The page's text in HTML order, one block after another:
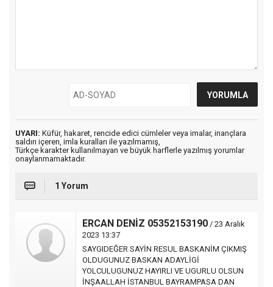
UYARI: Küfür, hakaret, rencide edici cümleler veya imalar, inançlara
saldırı içeren, imla kuralları ile yazılmamış,
Türkçe karakter kullanılmayan ve büyük harflerle yazılmış yorumlar
onaylanmamaktadır.
1 Yorum
ERCAN DENİZ 05352153190 / 23 Aralık
2023 13:37
SAYGIDEĞER SAYİN RESUL BASKANİM ÇIKMIŞ
OLDUGUNUZ BASKAN ADAYLİGİ
YOLCULUGUNUZ HAYIRLI VE UGURLU OLSUN
İNŞAALLAH İSTANBUL BAYRAMPASA DAN